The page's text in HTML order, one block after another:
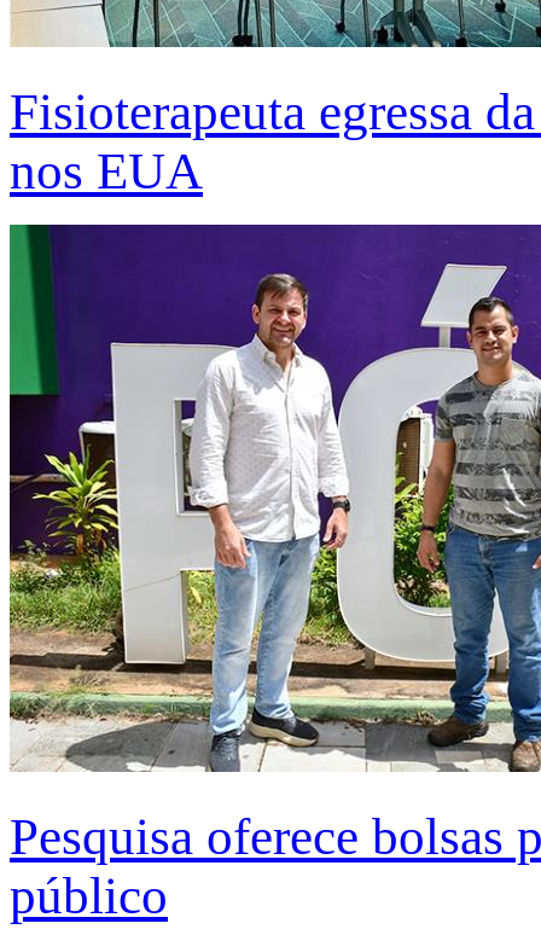
Fisioterapeuta egressa
nos EUA
Pesquisa oferece bolsas
público